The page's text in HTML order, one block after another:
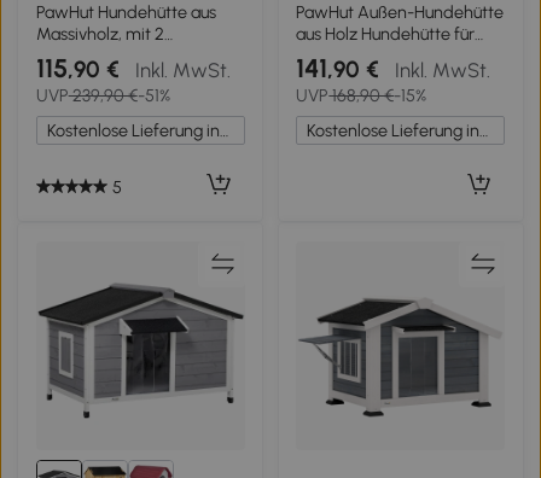
PawHut Hundehütte aus
Massivholz, mit 2
Fressnäpfen, Veranda,
wetterbeständig, 103 cm x
62 cm x 66 cm, Grau + Weiß
115,90 € Inkl. MwSt.
UVP239,90 €-51%
Kostenlose Lieferung innerhalb Deutschlands
5
PawHut Außen-Hundehütte
aus Holz Hundehütte für
mittelgroße Hunde mit
Asphaltdach
herausnehmbarer Boden
98x76x69,5 cm Grau
141,90 € Inkl. MwSt.
UVP168,90 €-15%
Kostenlose Lieferung innerhalb Deutschlands